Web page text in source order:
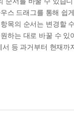
스 드래그를 통해 쉽
목의 순서는 변경할
하는 대로 바꿀 수 있
등 과거부터 현재까